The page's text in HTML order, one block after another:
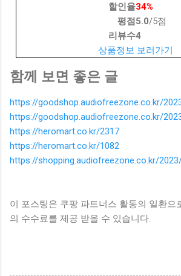
할인율34%
평점 5.0/5점
리뷰수4
상품정보 보러가기
함께 보면 좋은 글
https://goodshop.audiofreezone.co.kr/
https://goodshop.audiofreezone.co.kr/
https://heromart.co.kr/2317
https://heromart.co.kr/1082
https://shopping.audiofreezone.co.kr/
이 포스팅은 쿠팡 파트너스 활동의 일환으
의 수수료를 제공 받을 수 있습니다.